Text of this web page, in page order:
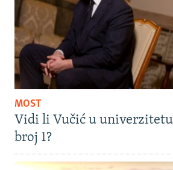
MOST
Vidi li Vučić u
broj 1?